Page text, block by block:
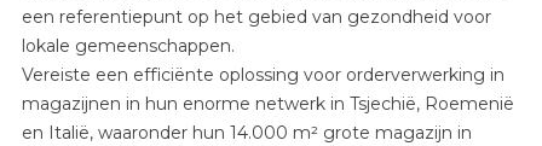
een referentiepunt op het gebied van gezondheid voor
lokale gemeenschappen.
Vereiste een efficiënte oplossing voor orderverwerking in
magazijnen in hun enorme netwerk in Tsjechië, Roemenië
en Italië, waaronder hun 14.000 m² grote magazijn in